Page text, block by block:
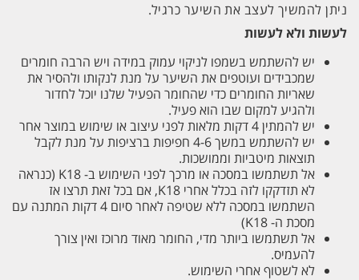
ניתן להמשיך לעצב את השיער כרגיל.
לעשות ולא לעשות
יש להשתמש בשמפו לניקוי עמוק במידה ויש הרבה חומרים
שמכבידים ועוטפים את השיער על מנת לנקותו ולהסיר את
שאריות החומרים כדי שהחומר הפעיל שלנו יוכל לחדור
ולהגיע למקום שבו הוא פעיל.
יש להמתין 4 דקות מלאות לפני עיצוב או שימוש במוצר אחר
יש להשתמש במשך 4-6 חפיפות ברציפות על מנת לקבל
תוצאות מיטביות וממושכות.
אל תשתמשו במסכה או מרכך לפני השימוש ב- K18 (כנראה
לא תזדקקו לזה בכלל אחרי K18, אם בכל זאת תרצו אז
השתמשו במסכה ללא שטיפה לאחר סיום 4 דקות המתנה עם
מסכת ה- K18)
אל תשתמשו ביותר מדי, החומר מאוד מרוכז ואין צורך
להעמיס.
לא לשטוף אחרי השימוש.